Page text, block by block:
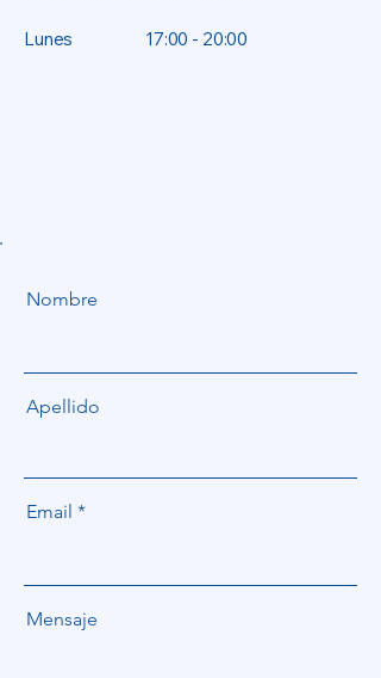
Lunes 17:00 - 20:00
Nombre
Apellido
Email
Mensaje